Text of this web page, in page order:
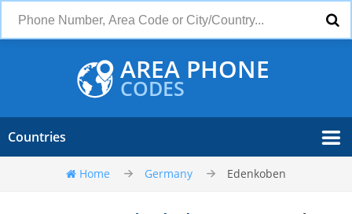
AREA PHONE
CODES
Countries
Home Germany Edenkoben